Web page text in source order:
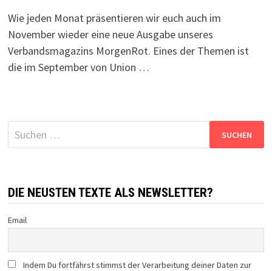
Wie jeden Monat präsentieren wir euch auch im
November wieder eine neue Ausgabe unseres
Verbandsmagazins MorgenRot. Eines der Themen ist
die im September von Union …
Suchen
nach:
DIE NEUSTEN TEXTE ALS NEWSLETTER?
Email
Indem Du fortfährst stimmst der Verarbeitung deiner Daten zur